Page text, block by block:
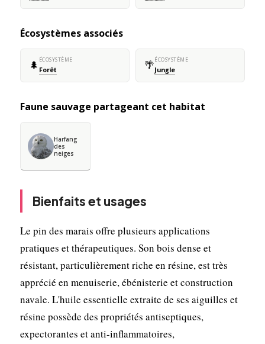
Écosystèmes associés
🌲 ÉCOSYSTÈME
Forêt 🌴ÉCOSYSTÈME
Jungle
Faune sauvage partageant cet habitat
Harfang
des
neiges
Bienfaits et usages
Le pin des marais offre plusieurs applications
pratiques et thérapeutiques. Son bois dense et
résistant, particulièrement riche en résine, est très
apprécié en menuiserie, ébénisterie et construction
navale. L'huile essentielle extraite de ses aiguilles et
résine possède des propriétés antiseptiques,
expectorantes et anti-inflammatoires,